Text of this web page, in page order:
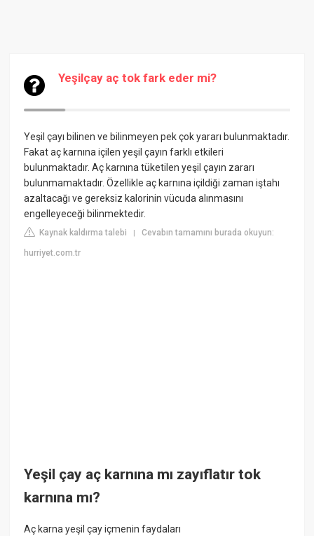
Yeşilçay aç tok fark eder mi?
Yeşil çayı bilinen ve bilinmeyen pek çok yararı bulunmaktadır.
Fakat aç karnına içilen yeşil çayın farklı etkileri
bulunmaktadır. Aç karnına tüketilen yeşil çayın zararı
bulunmamaktadır. Özellikle aç karnına içildiği zaman iştahı
azaltacağı ve gereksiz kalorinin vücuda alınmasını
engelleyeceği bilinmektedir.
Kaynak kaldırma talebi |Cevabın tamamını burada okuyun:
hurriyet.com.tr
Yeşil çay aç karnına mı zayıflatır tok
karnına mı?
Aç karna yeşil çay içmenin faydaları